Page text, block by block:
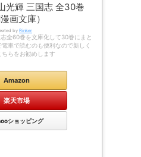
光輝 三国志 全30巻
漫画文庫）
by Rinker
全60巻を文庫化して30巻にまと
車で読むのも便利なので新しく
ちらをお勧めします
Amazon
楽天市場
ショッピング